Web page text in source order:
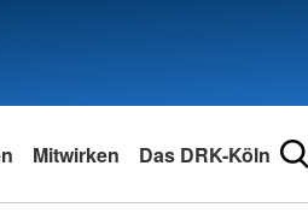
Mitwirken Das DRK-Köln